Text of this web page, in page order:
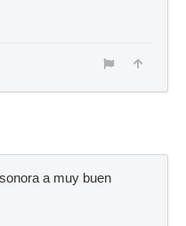
a muy buen